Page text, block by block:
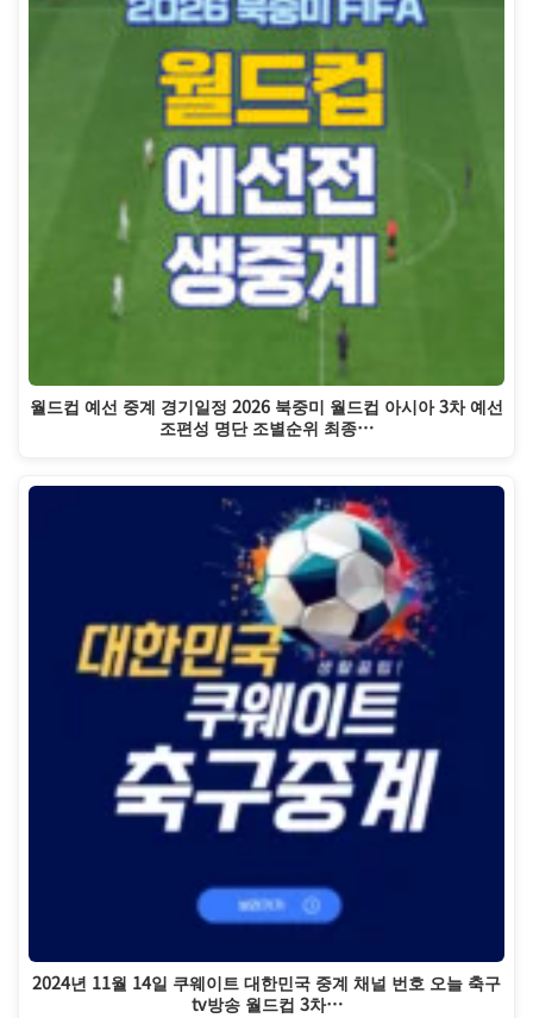
월드컵 예선 중계 경기일정 2026 북중미 월드컵 아시아 3차 예선
조편성 명단 조별순위 최종…
2024년 11월 14일 쿠웨이트 대한민국 중계 채널 번호 오늘 축구
tv방송 월드컵 3차…